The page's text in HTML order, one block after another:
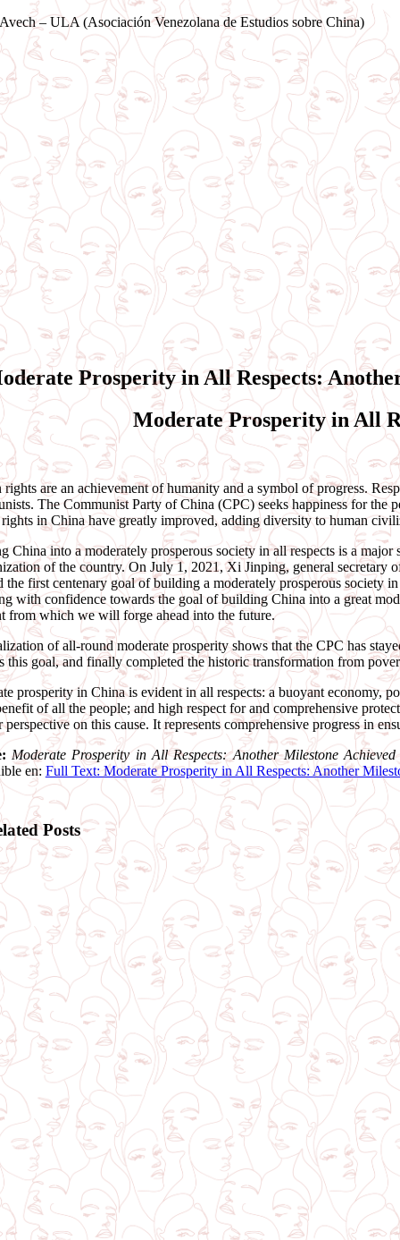
Saltar
contenido
Avech – ULA (Asociación Venezolana de Estudios sobre China)
Prosperity in All Respects:
Moderate Prosperity in All
rights are an achievement of humanity and a symbol of progress.
The Communist Party of China (CPC) seeks happiness for
in China have greatly improved, adding diversity to human
China into a moderately prosperous society in all respects is a
of the country. On July 1, 2021, Xi Jinping, general secretary
the first centenary goal of building a moderately prosperous society
with confidence towards the goal of building China into a great
from which we will forge ahead into the future.
of all-round moderate prosperity shows that the CPC has
this goal, and finally completed the historic transformation from
prosperity in China is evident in all respects: a buoyant economy,
of all the people; and high respect for and comprehensive
perspective on this cause. It represents comprehensive progress in
Moderate Prosperity in All Respects: Another Milestone
en: Full Text: Moderate Prosperity in All Respects: Another
Posts